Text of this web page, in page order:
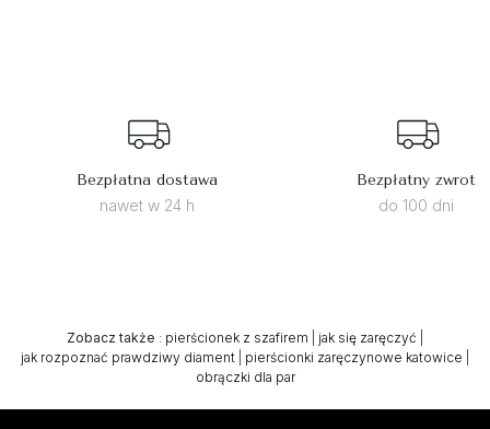
Bezpłatna dostawa
nawet w 24 h
Bezpłatny zwrot
do 100 dni
Zobacz także : pierścionek z szafirem jak się zaręczyć
jak rozpoznać prawdziwy diament
pierścionki zaręczynowe katowice
obrączki dla par